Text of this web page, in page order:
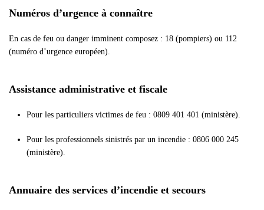
Numéros d’urgence à connaître
En cas de feu ou danger imminent composez : 18 (pompiers) ou 112
(numéro d’urgence européen).
Assistance administrative et fiscale
Pour les particuliers victimes de feu : 0809 401 401 (ministère).
Pour les professionnels sinistrés par un incendie : 0806 000 245
(ministère).
Annuaire des services d’incendie et secours